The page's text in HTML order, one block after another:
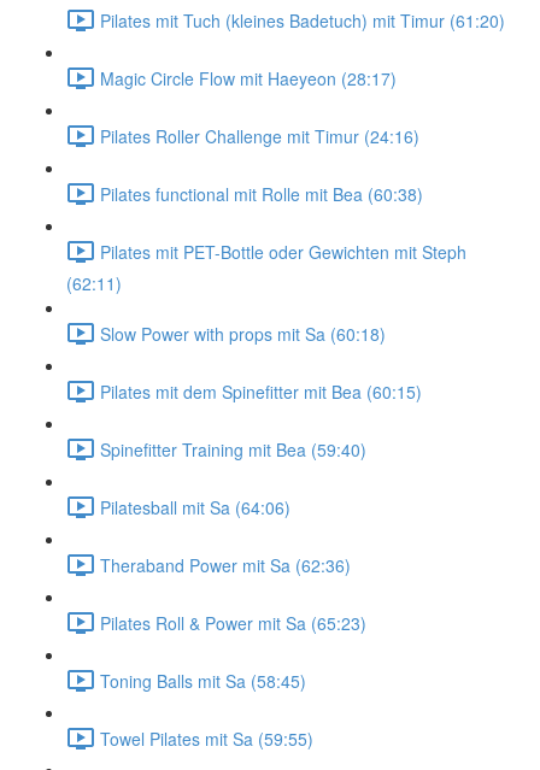
Pilates mit Tuch (kleines Badetuch) mit Timur (61:20)
Magic Circle Flow mit Haeyeon (28:17)
Pilates Roller Challenge mit Timur (24:16)
Pilates functional mit Rolle mit Bea (60:38)
Pilates mit PET-Bottle oder Gewichten mit Steph
(62:11)
Slow Power with props mit Sa (60:18)
Pilates mit dem Spinefitter mit Bea (60:15)
Spinefitter Training mit Bea (59:40)
Pilatesball mit Sa (64:06)
Theraband Power mit Sa (62:36)
Pilates Roll & Power mit Sa (65:23)
Toning Balls mit Sa (58:45)
Towel Pilates mit Sa (59:55)